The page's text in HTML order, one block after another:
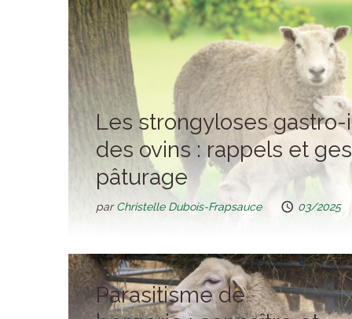
Les strongyloses
des ovins : rappels et
pâturage
parChristelle Dubois-Frapsauce 03/2025
Parasitisme de